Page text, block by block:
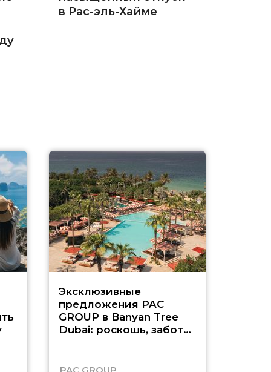
в Рас-эль-Хайме
Эксклюзивные
предложения PAC
GROUP в Banyan Tree
Dubai: роскошь, забота